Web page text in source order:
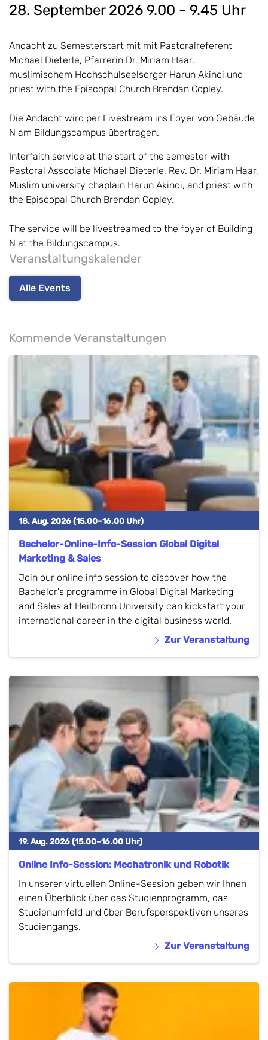
28. September 2026 9.00 - 9.45 Uhr
Andacht zu Semesterstart mit mit Pastoralreferent
Michael Dieterle, Pfarrerin Dr. Miriam Haar,
muslimischem Hochschulseelsorger Harun Akinci und
priest with the Episcopal Church Brendan Copley.
Die Andacht wird per Livestream ins Foyer von Gebäude
N am Bildungscampus übertragen.
Interfaith service at the start of the semester with
Pastoral Associate Michael Dieterle, Rev. Dr. Miriam Haar,
Muslim university chaplain Harun Akinci, and priest with
the Episcopal Church Brendan Copley.
The service will be livestreamed to the foyer of Building
N at the Bildungscampus.
Veranstaltungskalender
Alle Events
Kommende Veranstaltungen
18. Aug. 2026 (15.00–16.00 Uhr)
Bachelor-Online-Info-Session Global Digital
Marketing & Sales
Join our online info session to discover how the
Bachelor's programme in Global Digital Marketing
and Sales at Heilbronn University can kickstart your
international career in the digital business world.
Zur Veranstaltung
19. Aug. 2026 (15.00–16.00 Uhr)
Online Info-Session: Mechatronik und Robotik
In unserer virtuellen Online-Session geben wir Ihnen
einen Überblick über das Studienprogramm, das
Studienumfeld und über Berufsperspektiven unseres
Studiengangs.
Zur Veranstaltung